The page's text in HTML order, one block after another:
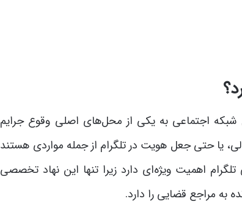
شبکه اجتماعی به یکی از محل‌های اصلی وقوع جرایم
یا حتی جعل هویت در تلگرام از جمله مواردی هستند
اهمیت ویژه‌ای دارد زیرا تنها این نهاد تخصصی
به مراجع قضایی را دارد.